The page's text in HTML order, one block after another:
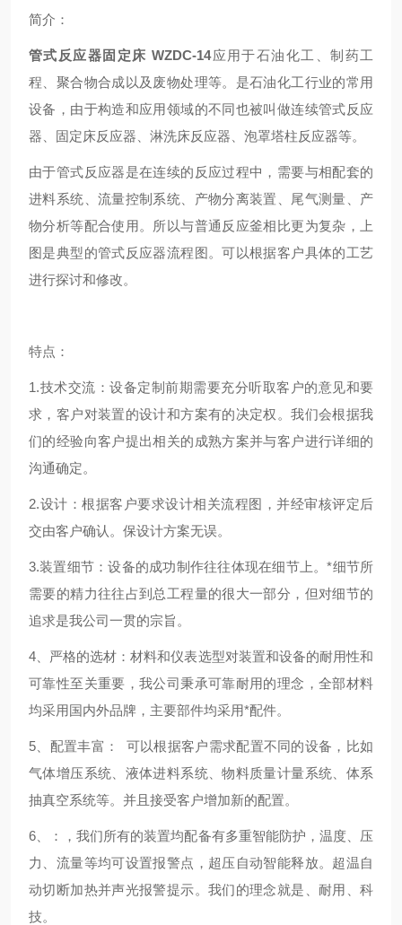
简介：
管式反应器固定床 WZDC-14应用于石油化工、制药工
程、聚合物合成以及废物处理等。是石油化工行业的常用
设备，由于构造和应用领域的不同也被叫做连续管式反应
器、固定床反应器、淋洗床反应器、泡罩塔柱反应器等。
由于管式反应器是在连续的反应过程中，需要与相配套的
进料系统、流量控制系统、产物分离装置、尾气测量、产
物分析等配合使用。所以与普通反应釜相比更为复杂，上
图是典型的管式反应器流程图。可以根据客户具体的工艺
进行探讨和修改。
特点：
1.技术交流：设备定制前期需要充分听取客户的意见和要
求，客户对装置的设计和方案有的决定权。我们会根据我
们的经验向客户提出相关的成熟方案并与客户进行详细的
沟通确定。
2.设计：根据客户要求设计相关流程图，并经审核评定后
交由客户确认。保设计方案无误。
3.装置细节：设备的成功制作往往体现在细节上。*细节所
需要的精力往往占到总工程量的很大一部分，但对细节的
追求是我公司一贯的宗旨。
4、严格的选材：材料和仪表选型对装置和设备的耐用性和
可靠性至关重要，我公司秉承可靠耐用的理念，全部材料
均采用国内外品牌，主要部件均采用*配件。
5、配置丰富： 可以根据客户需求配置不同的设备，比如
气体增压系统、液体进料系统、物料质量计量系统、体系
抽真空系统等。并且接受客户增加新的配置。
6、：，我们所有的装置均配备有多重智能防护，温度、压
力、流量等均可设置报警点，超压自动智能释放。超温自
动切断加热并声光报警提示。我们的理念就是、耐用、科
技。